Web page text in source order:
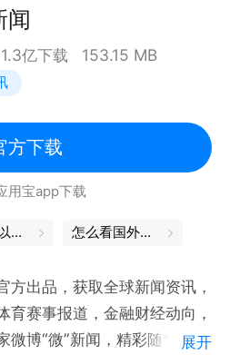
独家经典栏目、原创精品、重
访谈、海量独家内容，尽在于
，探寻明星名人背后的真实故
录，解读重大历史事件与时代
会热点，深入探讨当代生活的
球军事热点，资深专家带您洞
闻
1.3亿下载 153.15 MB
方下载
用宝app下载
懒宅也可以很精致 怎么看国外新闻
方出品，获取全球新闻资讯，
育赛事报道，金融财经动向，
微博“微”新闻，精彩随* 免密
展开